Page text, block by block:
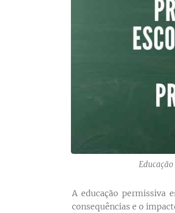
A educação permissiva
consequências e o